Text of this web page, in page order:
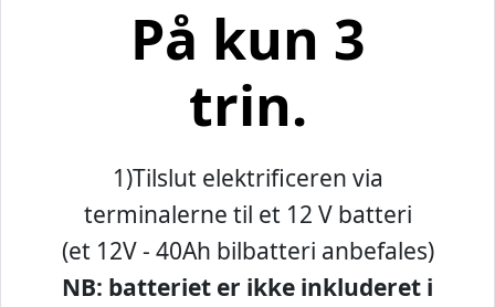
På kun 3
trin.
1)Tilslut elektrificeren via
terminalerne til et 12 V batteri
(et 12V - 40Ah bilbatteri anbefales)
NB: batteriet er ikke inkluderet i